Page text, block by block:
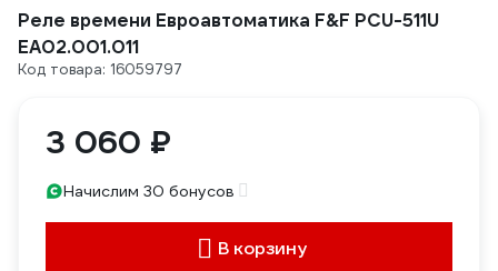
Реле времени Евроавтоматика F&F PCU-511U
EA02.001.011
Код товара: 16059797
3 060 ₽
Начислим 30 бонусов
В корзину